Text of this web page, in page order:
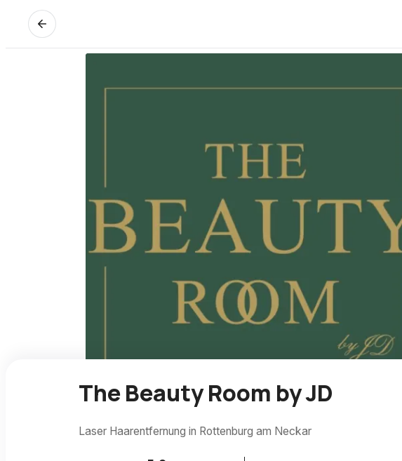
The Beauty Room by JD
Laser Haarentfernung in Rottenburg am Neckar